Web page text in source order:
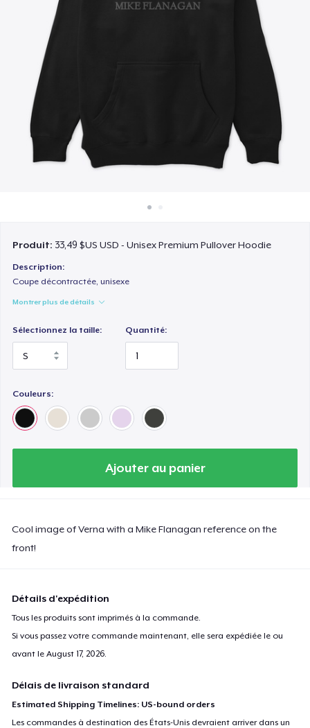
Produit: 33,49 $US USD - Unisex Premium Pullover Hoodie
Description:
Coupe décontractée, unisexe
Montrer plus de détails
Sélectionnez la taille: Quantité:
Couleurs:
Ajouter au panier
Cool image of Verna with a Mike Flanagan reference on the
front!
Détails d'expédition
Tous les produits sont imprimés à la commande.
Si vous passez votre commande maintenant, elle sera expédiée le ou
avant leAugust 17, 2026
Délais de livraison standard
Estimated Shipping Timelines: US-bound orders
Les commandes à destination des États-Unis devraient arriver dans un